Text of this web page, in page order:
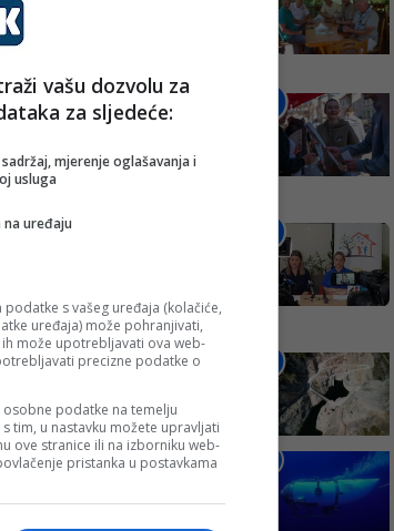
je
Jahić
i spasila
pred pitanjem na koje
vašu dozvolu za
za sljedeće:
mjerenje oglašavanja i
usluga
uređaju
s vašeg uređaja (kolačiće,
uređaja) može pohranjivati,
može upotrebljavati ova web-
precizne podatke o
podatke na temelju
tim, u nastavku možete upravljati
ove stranice ili na izborniku web-
pristanka u postavkama